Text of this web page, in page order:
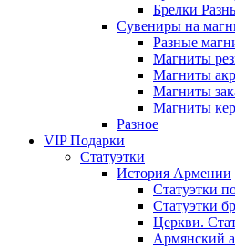
Брелки
Сувениры на
Разные
Магниты
Магниты
Магниты
Магниты
Разное
VIP Подарки
Статуэтки
История Армении
Статуэтки
Статуэтки
Церкви.
Армянский